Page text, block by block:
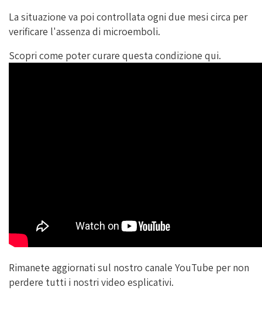
La situazione va poi controllata ogni due mesi circa per
verificare l'assenza di microemboli.
Scopri come poter curare questa condizione qui.
Rimanete aggiornati sul nostro canale YouTube per non
perdere tutti i nostri video esplicativi.